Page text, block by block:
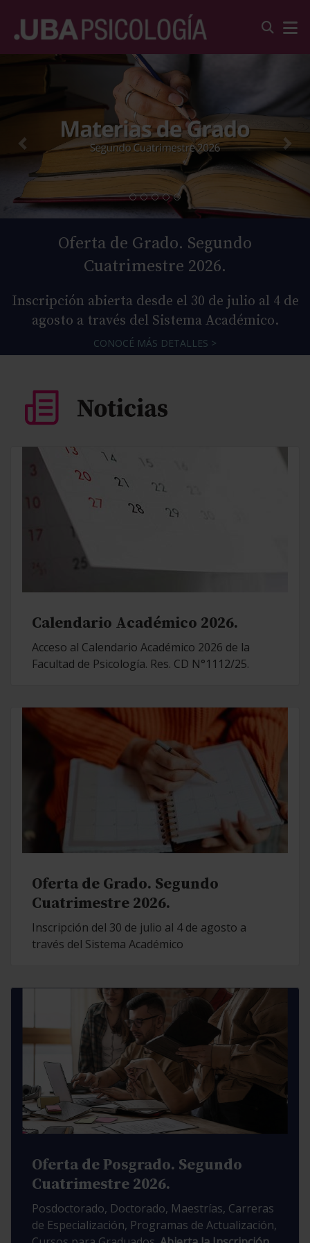
Oferta de Grado. Segundo
Cuatrimestre 2026.
Inscripción abierta desde el 30 de julio al 4 de
agosto a través del Sistema Académico.
CONOCÉ MÁS DETALLES >
Calendario Académico 2026.
Acceso al Calendario Académico 2026 de la
Facultad de Psicología. Res. CD N°1112/25.
Oferta de Grado. Segundo
Cuatrimestre 2026.
Inscripción del 30 de julio al 4 de agosto a
través del Sistema Académico
Oferta de Posgrado. Segundo
Cuatrimestre 2026.
Posdoctorado, Doctorado, Maestrías, Carreras
de Especialización, Programas de Actualización,